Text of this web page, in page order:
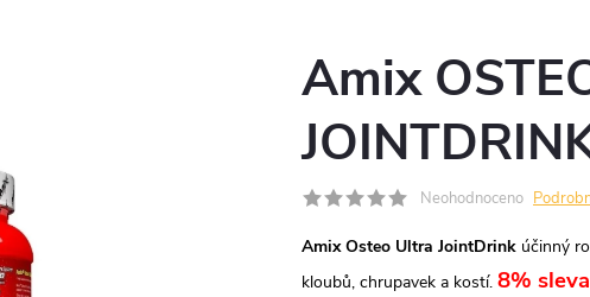
Amix
Neohodnoceno
Amix Osteo Ultra JointDrink účinný
kloubů, chrupavek a kostí. 8%